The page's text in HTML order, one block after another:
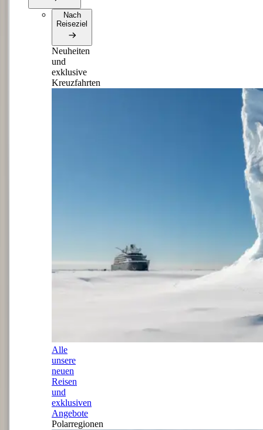
Nach
Reiseziel
Neuheiten
und
exklusive
Kreuzfahrten
Alle
unsere
neuen
Reisen
und
exklusiven
Angebote
Polarregionen